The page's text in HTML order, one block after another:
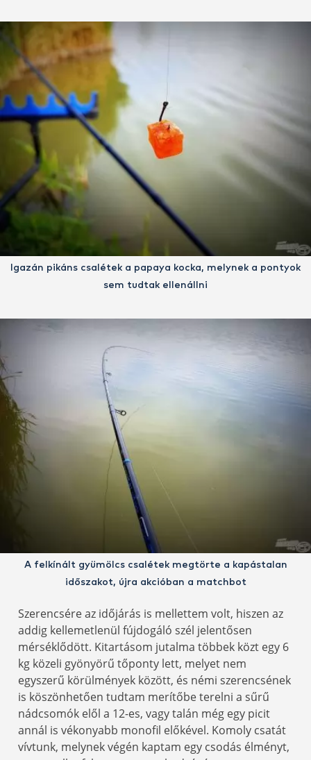
Igazán pikáns csalétek a papaya kocka, melynek a pontyok
sem tudtak ellenállni
A felkínált gyümölcs csalétek megtörte a kapástalan
időszakot, újra akcióban a matchbot
Szerencsére az időjárás is mellettem volt, hiszen az
addig kellemetlenül fújdogáló szél jelentősen
mérséklődött. Kitartásom jutalma többek közt egy 6
kg közeli gyönyörű tőponty lett, melyet nem
egyszerű körülmények között, és némi szerencsének
is köszönhetően tudtam merítőbe terelni a sűrű
nádcsomók elől a 12-es, vagy talán még egy picit
annál is vékonyabb monofil előkével. Komoly csatát
vívtunk, melynek végén kaptam egy csodás élményt,